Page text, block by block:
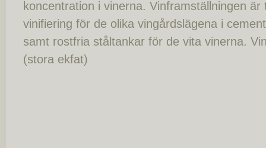
koncentration i vinerna. Vinframställningen
vinifiering för de olika vingårdslägena i
samt rostfria ståltankar för de vita vinerna.
(stora ekfat)